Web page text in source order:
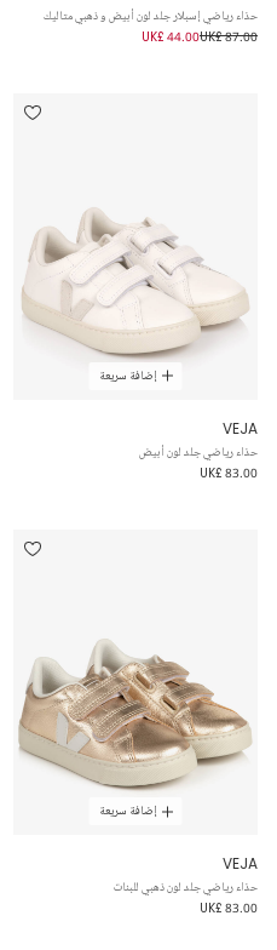
حذاء رياضي إسبلار جلد لون أبيض و ذهبي متاليك
UK£ 87.00
UK£ 44.00
إضافة سريعة
VEJA
حذاء رياضي جلد لون أبيض
UK£ 83.00
إضافة سريعة
VEJA
حذاء رياضي جلد لون ذهبي للبنات
UK£ 83.00